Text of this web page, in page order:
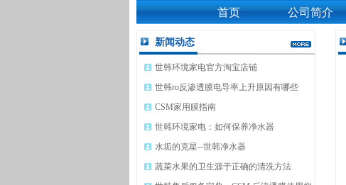
首页 公司简介
新闻动态
世韩环境家电官方淘宝店铺
世韩ro反渗透膜电导率上升原因有哪些
CSM家用膜指南
世韩环境家电：如何保养净水器
水垢的克星--世韩净水器
蔬菜水果的卫生源于正确的清洗方法